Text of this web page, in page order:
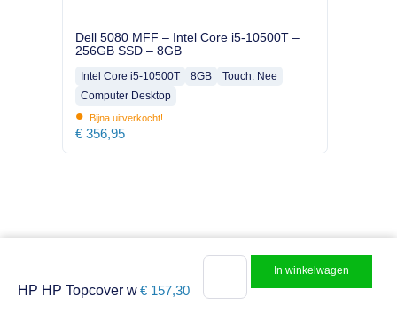
Dell 5080 MFF – Intel Core i5-10500T –
256GB SSD – 8GB
Intel Core i5-10500T 8GB
Touch: Nee
Computer Desktop
• Bijna uitverkocht!
€ 356,95
HP HP Topcover w€ 157,30
In winkelwagen